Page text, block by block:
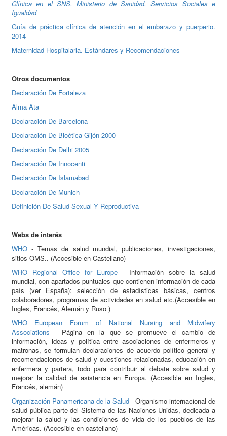
Clínica en el SNS. Ministerio de Sanidad, Servicios Sociales e
Igualdad
Guía de práctica clínica de atención en el embarazo y puerperio.
2014
Maternidad Hospitalaria. Estándares y Recomendaciones
Otros documentos
Declaración De Fortaleza
Alma Ata
Declaración De Barcelona
Declaración De Bioética Gijón 2000
Declaración De Delhi 2005
Declaración De Innocenti
Declaración De Islamabad
Declaración De Munich
Definición De Salud Sexual Y Reproductiva
Webs de interés
WHO - Temas de salud mundial, publicaciones, investigaciones,
sitios OMS.. (Accesible en Castellano)
WHO Regional Office for Europe - Información sobre la salud
mundial, con apartados puntuales que contienen información de cada
país (ver España): selección de estadísticas básicas, centros
colaboradores, programas de actividades en salud etc.(Accesible en
Ingles, Francés, Alemán y Ruso )
WHO European Forum of National Nursing and Midwifery
Associations - Página en la que se promueve el cambio de
información, ideas y política entre asociaciones de enfermeros y
matronas, se formulan declaraciones de acuerdo político general y
recomendaciones de salud y cuestiones relacionadas, educación en
enfermera y partera, todo para contribuir al debate sobre salud y
mejorar la calidad de asistencia en Europa. (Accesible en Ingles,
Francés, alemán)
Organización Panamericana de la Salud - Organismo internacional de
salud pública parte del Sistema de las Naciones Unidas, dedicada a
mejorar la salud y las condiciones de vida de los pueblos de las
Américas. (Accesible en castellano)